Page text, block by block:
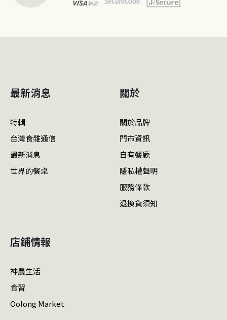
最新消息
特輯
台灣食雜通信
最新消息
世界的餐桌
關於
關於品牌
門市資訊
自有餐廳
隱私權聲明
服務條款
退換貨須知
店鋪情報
神農生活
食習
Oolong Market